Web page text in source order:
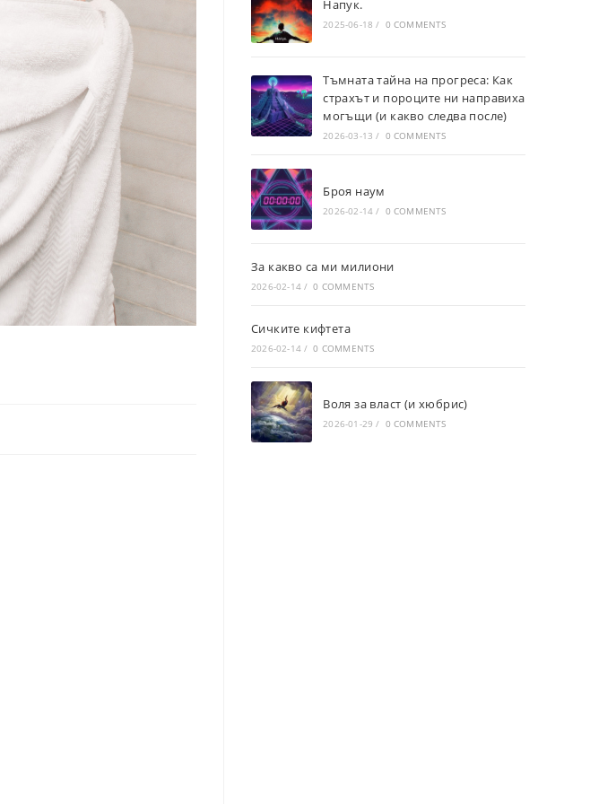
Напук.
2025-06-18 / 0 COMMENTS
Тъмната тайна на прогреса: Как
страхът и пороците ни направиха
могъщи (и какво следва после)
2026-03-13 / 0 COMMENTS
Броя наум
2026-02-14 / 0 COMMENTS
За какво са ми милиони
2026-02-14 / 0 COMMENTS
Сичките кифтета
2026-02-14 / 0 COMMENTS
Воля за власт (и хюбрис)
2026-01-29 / 0 COMMENTS